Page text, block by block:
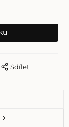
Sdílet